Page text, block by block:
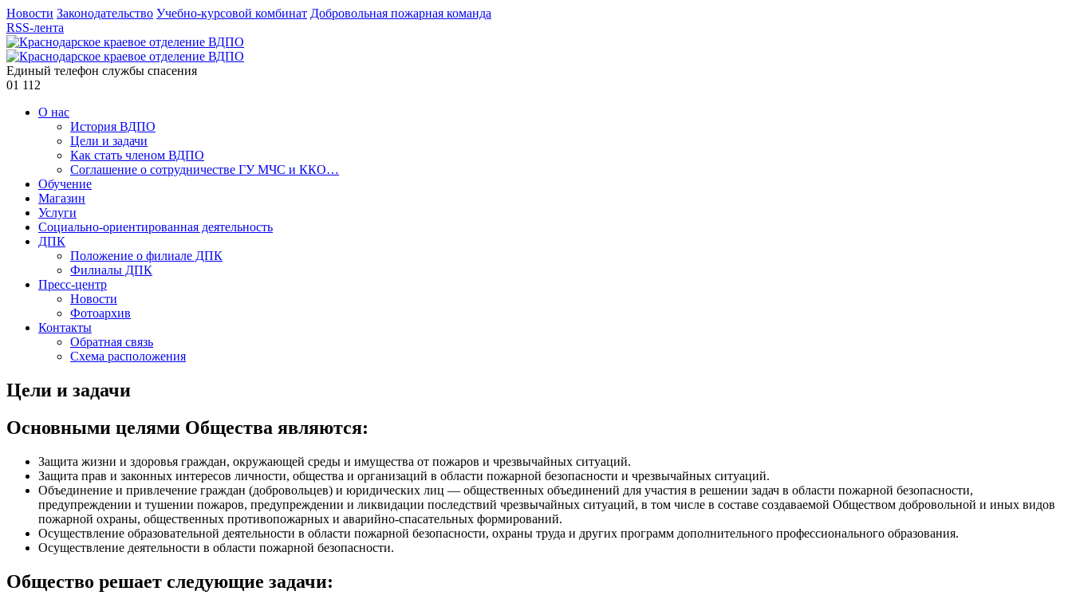
Новости Законодательство Учебно-курсовой комбинат Добровольная пожарная команда
RSS-лента
Единый телефон службы спасения
01 112
О нас
История ВДПО
Цели и задачи
Как стать членом ВДПО
Соглашение о сотрудничестве ГУ МЧС и ККО…
Обучение
Магазин
Услуги
Социально-ориентированная деятельность
ДПК
Положение о филиале ДПК
Филиалы ДПК
Пресс-центр
Новости
Фотоархив
Контакты
Обратная связь
Схема расположения
Цели и задачи
Основными целями Общества являются:
Защита жизни и здоровья граждан, окружающей среды и имущества от пожаров и чрезвычайных ситуаций.
Защита прав и законных интересов личности, общества и организаций в области пожарной безопасности и чрезвычайных ситуаций.
Объединение и привлечение граждан (добровольцев) и юридических лиц — общественных объединений для участия в решении задач в области пожарной безопасности,
предупреждении и тушении пожаров, предупреждении и ликвидации последствий чрезвычайных ситуаций, в том числе в составе создаваемой Обществом добровольной и иных видов
пожарной охраны, общественных противопожарных и аварийно-спасательных формирований.
Осуществление образовательной деятельности в области пожарной безопасности, охраны труда и других программ дополнительного профессионального образования.
Осуществление деятельности в области пожарной безопасности.
Общество решает следующие задачи: